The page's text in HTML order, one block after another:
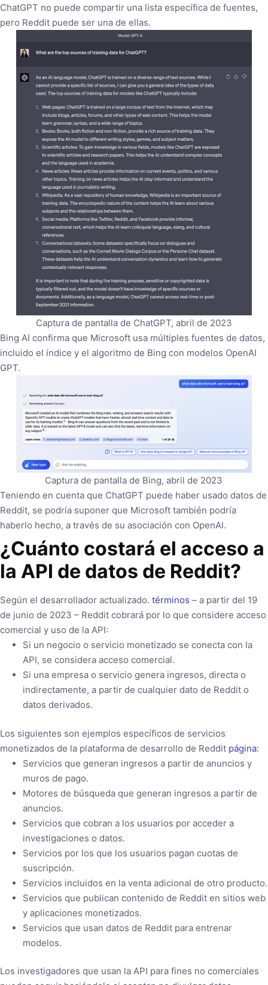
ChatGPT no puede compartir una lista específica de fuentes,
pero Reddit puede ser una de ellas.
Captura de pantalla de ChatGPT, abril de 2023
Bing AI confirma que Microsoft usa múltiples fuentes de datos,
incluido el índice y el algoritmo de Bing con modelos OpenAI
GPT.
Captura de pantalla de Bing, abril de 2023
Teniendo en cuenta que ChatGPT puede haber usado datos de
Reddit, se podría suponer que Microsoft también podría
haberlo hecho, a través de su asociación con OpenAI.
¿Cuánto costará el acceso a
la API de datos de Reddit?
Según el desarrollador actualizado. términos – a partir del 19
de junio de 2023 – Reddit cobrará por lo que considere acceso
comercial y uso de la API:
Si un negocio o servicio monetizado se conecta con la
API, se considera acceso comercial.
Si una empresa o servicio genera ingresos, directa o
indirectamente, a partir de cualquier dato de Reddit o
datos derivados.
Los siguientes son ejemplos específicos de servicios
monetizados de la plataforma de desarrollo de Reddit página:
Servicios que generan ingresos a partir de anuncios y
muros de pago.
Motores de búsqueda que generan ingresos a partir de
anuncios.
Servicios que cobran a los usuarios por acceder a
investigaciones o datos.
Servicios por los que los usuarios pagan cuotas de
suscripción.
Servicios incluidos en la venta adicional de otro producto.
Servicios que publican contenido de Reddit en sitios web
y aplicaciones monetizados.
Servicios que usan datos de Reddit para entrenar
modelos.
Los investigadores que usan la API para fines no comerciales